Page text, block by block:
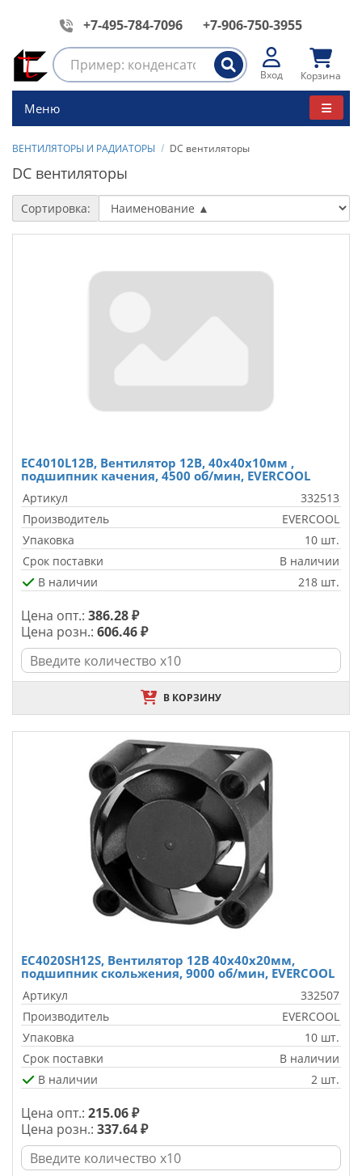
+7-495-784-7096 +7-906-750-3955
Вход Корзина
Меню
ВЕНТИЛЯТОРЫ И РАДИАТОРЫ DC вентиляторы
DC вентиляторы
Сортировка:
EC4010L12B, Вентилятор 12В, 40х40х10мм ,
подшипник качения, 4500 об/мин, EVERCOOL
Артикул
332513
Производитель
EVERCOOL
Упаковка
10 шт.
Срок поставки
В наличии
В наличии
218 шт.
Цена опт.: 386.28 ₽
Цена розн.: 606.46 ₽
В КОРЗИНУ
EC4020SH12S, Вентилятор 12В 40х40х20мм,
подшипник скольжения, 9000 об/мин, EVERCOOL
Артикул
332507
Производитель
EVERCOOL
Упаковка
10 шт.
Срок поставки
В наличии
В наличии
2 шт.
Цена опт.: 215.06 ₽
Цена розн.: 337.64 ₽